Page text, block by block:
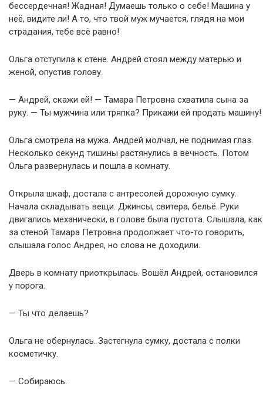
бессердечная! Жадная! Думаешь только о себе! Машина у
неё, видите ли! А то, что твой муж мучается, глядя на мои
страдания, тебе всё равно!
Ольга отступила к стене. Андрей стоял между матерью и
женой, опустив голову.
— Андрей, скажи ей! — Тамара Петровна схватила сына за
руку. — Ты мужчина или тряпка? Прикажи ей продать машину!
Ольга смотрела на мужа. Андрей молчал, не поднимая глаз.
Несколько секунд тишины растянулись в вечность. Потом
Ольга развернулась и пошла в комнату.
Открыла шкаф, достала с антресолей дорожную сумку.
Начала складывать вещи. Джинсы, свитера, бельё. Руки
двигались механически, в голове была пустота. Слышала, как
за стеной Тамара Петровна продолжает что-то говорить,
слышала голос Андрея, но слова не доходили.
Дверь в комнату приоткрылась. Вошёл Андрей, остановился
у порога.
— Ты что делаешь?
Ольга не обернулась. Застегнула сумку, достала с полки
косметичку.
— Собираюсь.